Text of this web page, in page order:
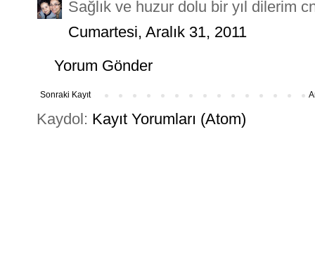
Sağlık ve huzur dolu bir yıl dilerim
Cumartesi, Aralık 31, 2011
Yorum Gönder
Sonraki Kayıt
Kaydol: Kayıt Yorumları (Atom)